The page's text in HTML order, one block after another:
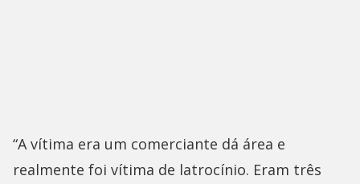
“A vítima era um comerciante dá área e
realmente foi vítima de latrocínio. Eram três